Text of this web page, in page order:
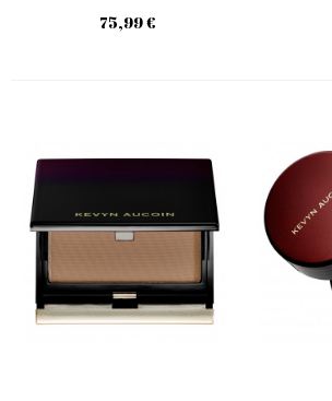
75,99 €